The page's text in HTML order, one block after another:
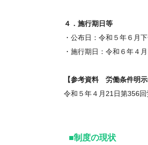
４．施行期日等
・公布日：令和５年６月下
・施行期日：令和６年４
【参考資料 労働条件明示
令和５年４月21日第356
■制度の現状